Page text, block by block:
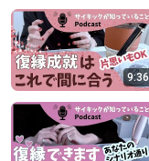
9:36